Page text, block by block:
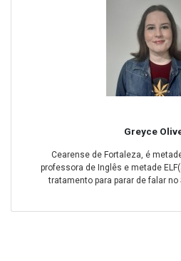
Greyce
Cearense de Fortaleza, é
professora de Inglês e metade
tratamento para parar de falar no